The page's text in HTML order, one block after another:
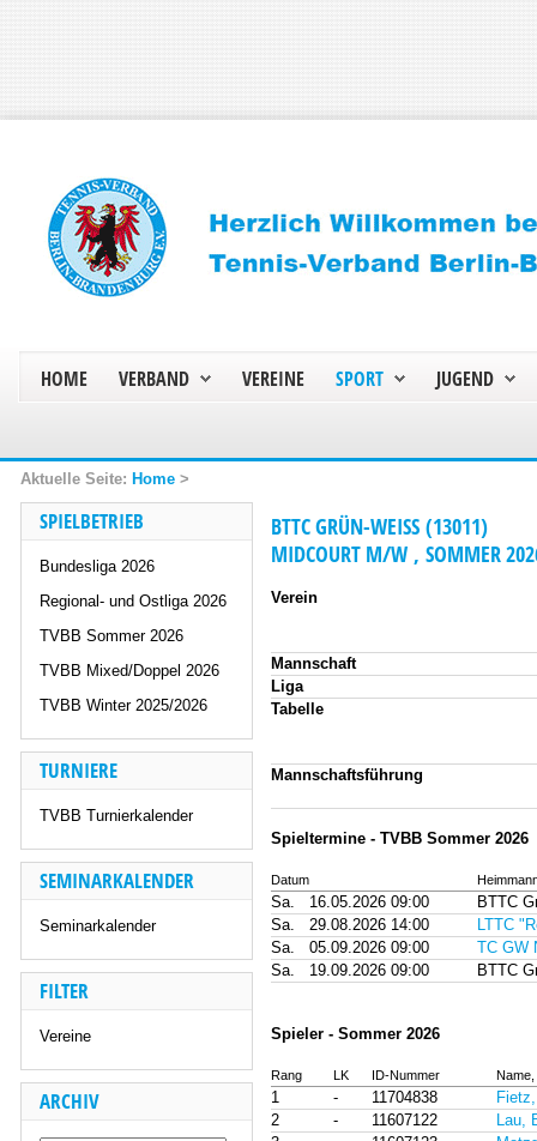
HOME VERBAND VEREINE SPORT JUGEND
Home >
SPIELBETRIEB
Bundesliga 2026
Regional- und Ostliga 2026
TVBB Sommer 2026
TVBB Mixed/Doppel 2026
TVBB Winter 2025/2026
TURNIERE
TVBB Turnierkalender
SEMINARKALENDER
Seminarkalender
FILTER
Vereine
ARCHIV
BTTC GRÜN-WEISS (13011)
MIDCOURT M/W , SOMMER
Verein
Mannschaft
Liga
Tabelle
Mannschaftsführung
Spieltermine - TVBB Sommer 2026
Datum
Sa. 16.05.2026 09:00
BTTC
Sa.
29.08.2026 14:00
LTTC
Sa.
05.09.2026 09:00
TC GW
Sa.
19.09.2026 09:00 BTTC
Spieler - Sommer 2026
Rang LK ID-Nummer Name,
1 - 11704838
2
- 11607122
Lau,